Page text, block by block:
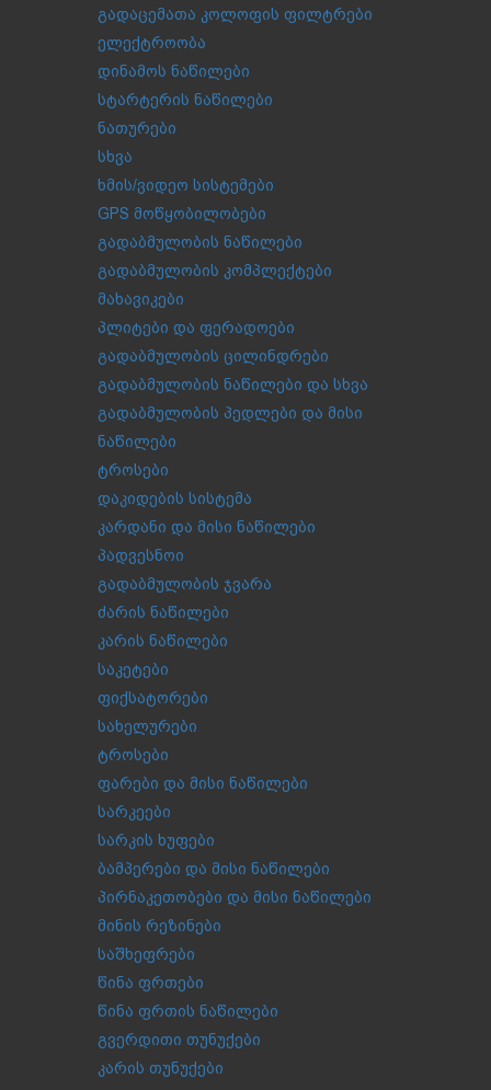
გადაცემათა კოლოფის ფილტრები
ელექტროობა
დინამოს ნაწილები
სტარტერის ნაწილები
ნათურები
სხვა
ხმის/ვიდეო სისტემები
GPS მოწყობილობები
გადაბმულობის ნაწილები
გადაბმულობის კომპლექტები
მახავიკები
პლიტები და ფერადოები
გადაბმულობის ცილინდრები
გადაბმულობის ნაწილები და სხვა
გადაბმულობის პედლები და მისი
ნაწილები
ტროსები
დაკიდების სისტემა
კარდანი და მისი ნაწილები
პადვესნოი
გადაბმულობის ჯვარა
ძარის ნაწილები
კარის ნაწილები
საკეტები
ფიქსატორები
სახელურები
ტროსები
ფარები და მისი ნაწილები
სარკეები
სარკის ხუფები
ბამპერები და მისი ნაწილები
პირნაკეთობები და მისი ნაწილები
მინის რეზინები
საშხეფრები
წინა ფრთები
წინა ფრთის ნაწილები
გვერდითი თუნუქები
კარის თუნუქები